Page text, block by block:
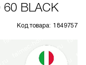
60 BLACK
Код товара: 1849757